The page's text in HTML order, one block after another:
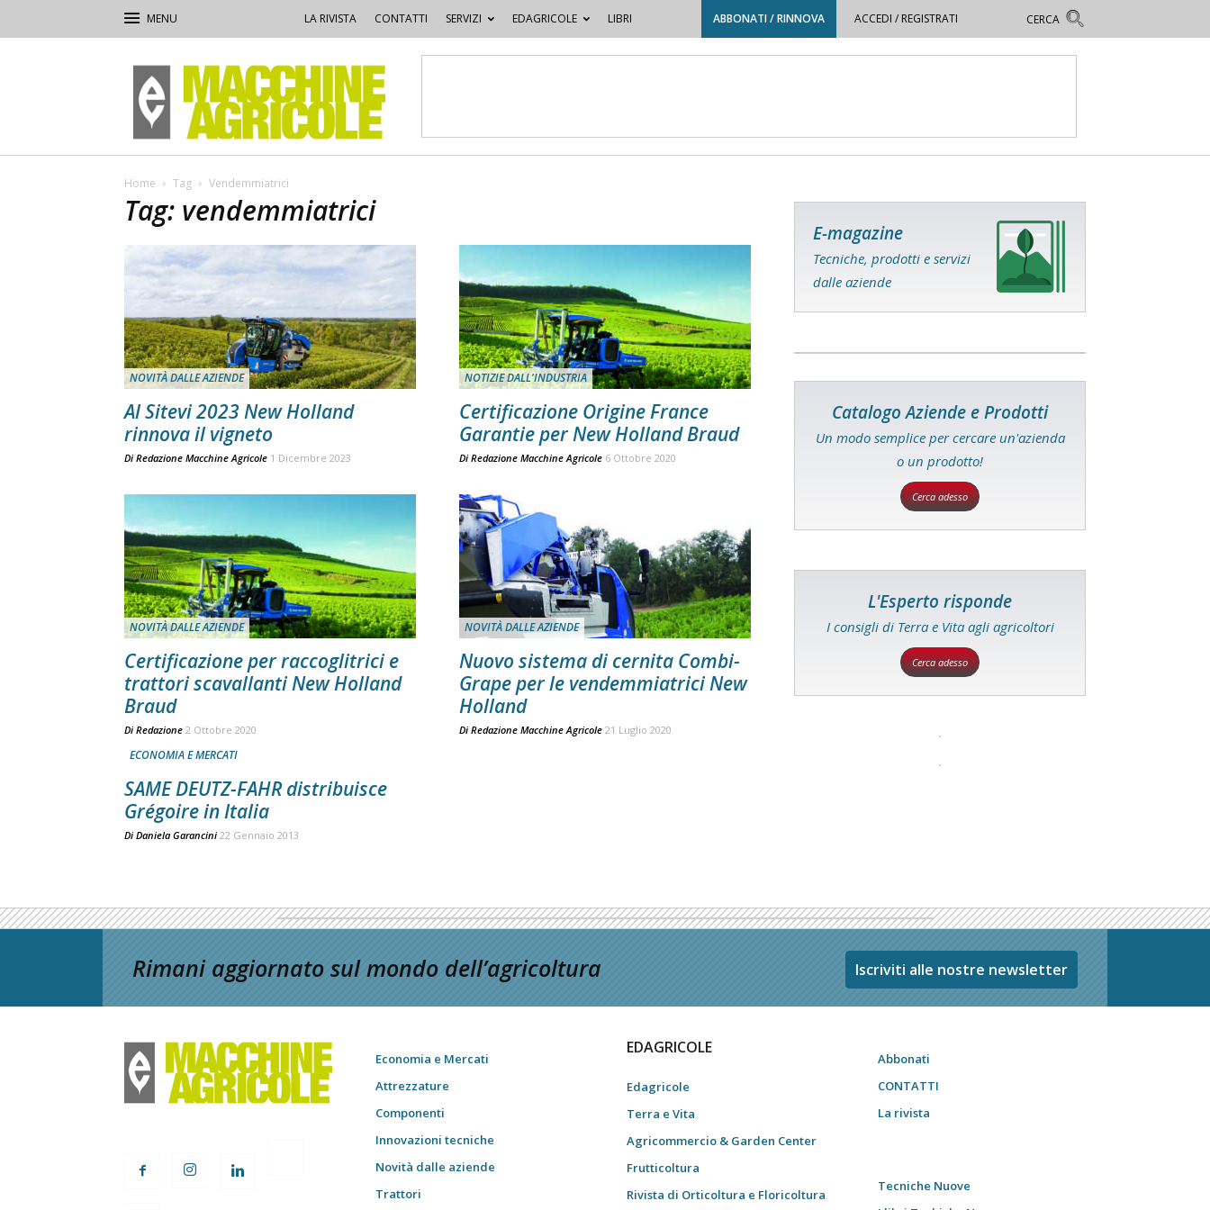
LA RIVISTA CONTATTI SERVIZI EDAGRICOLE LIBRI ABBONATI / RINNOVA ACCEDI / REGISTRATI
Macchine
Agricole
Home Tag Vendemmiatrici
Tag: vendemmiatrici
NOVITÀ DALLE AZIENDE
Al Sitevi 2023 New Holland
rinnova il vigneto
Di Redazione Macchine Agricole 1 Dicembre 2023
NOTIZIE DALL'INDUSTRIA
Certificazione Origine France
Garantie per New Holland Braud
Di Redazione Macchine Agricole 6 Ottobre 2020
NOVITÀ DALLE AZIENDE
Certificazione per raccoglitrici e
trattori scavallanti New Holland
Braud
Di Redazione 2 Ottobre 2020
NOVITÀ DALLE AZIENDE
Nuovo sistema di cernita Combi-
Grape per le vendemmiatrici New
Holland
Di Redazione Macchine Agricole 21 Luglio 2020
ECONOMIA E MERCATI
SAME DEUTZ-FAHR distribuisce
Grégoire in Italia
Di Daniela Garancini 22 Gennaio 2013
E-magazine
Tecniche, prodotti e servizi
dalle aziende
Catalogo Aziende e Prodotti
Un modo semplice per cercare un'azienda
o un prodotto!
Cerca adesso
L'Esperto risponde
I consigli di Terra e Vita agli agricoltori
Cerca adesso
Rimani aggiornato sul mondo dell’agricoltura Iscriviti alle nostre newsletter
Economia e Mercati
Attrezzature
Componenti
Innovazioni tecniche
Novità dalle aziende
Trattori
EDAGRICOLE
Edagricole
Terra e Vita
Agricommercio & Garden Center
Frutticoltura
Rivista di Orticoltura e Floricoltura
Abbonati
CONTATTI
La rivista
Tecniche Nuove